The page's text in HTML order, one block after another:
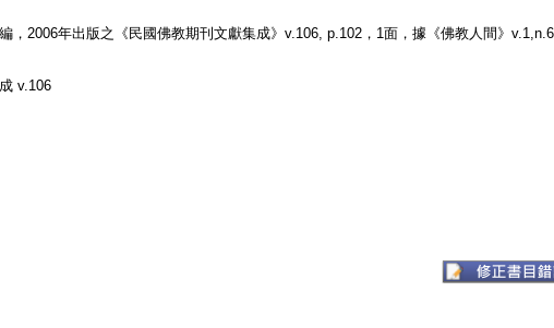
，2006年出版之《民國佛教期刊文獻集成》v.106, p.102，1面，據《佛教人間》v.1,n.6
v.106